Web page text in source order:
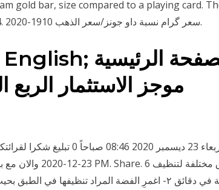
plastic Gold price history in 1960–2014. سعر گرام نسبة داو جونز/سعر الذهب 1910-2020.
الأربعاء 23 ديسمبر 2020